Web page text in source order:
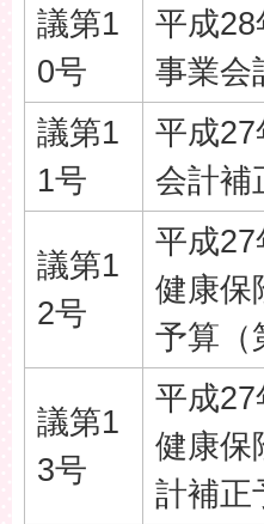
議第1
0号
平成
事業会
議第1
1号
平成
会計補
議第1
2号
平成
健康保
予算（
議第1
3号
平成
健康保
計補正